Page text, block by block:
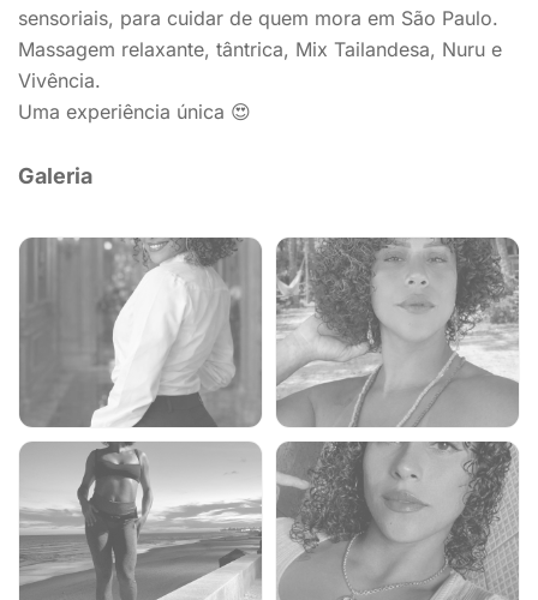
sensoriais, para cuidar de quem mora em São Paulo.
Massagem relaxante, tântrica, Mix Tailandesa, Nuru e
Vivência.
Uma experiência única 😍
Galeria